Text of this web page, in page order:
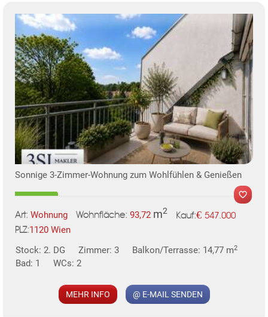
Sonnige 3-Zimmer-Wohnung zum Wohlfühlen & Genießen
Art: Wohnung Wohnfläche: 93,72 m2 Kauf:€ 547.000
PLZ:1120 Wien
Stock: 2. DG
Zimmer: 3 Balkon/Terrasse: 14,77 m2
Bad: 1 WCs: 2
MEHR INFO @ E-MAIL SENDEN